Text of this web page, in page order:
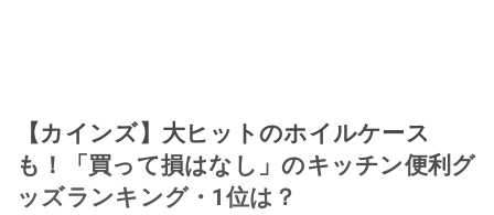
【カインズ】大ヒットのホイルケース
も！「買って損はなし」のキッチン便利グ
ッズランキング・1位は？